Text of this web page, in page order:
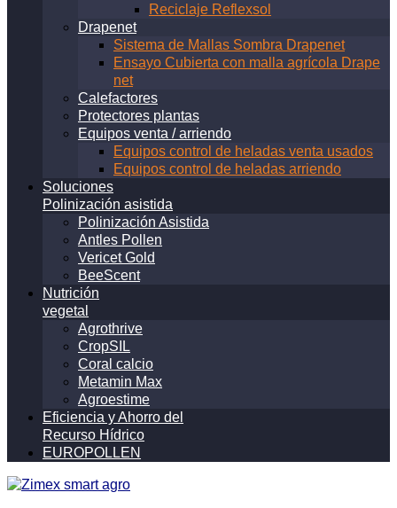
Reciclaje Reflexsol
Drapenet
Sistema de Mallas Sombra Drapenet
Ensayo Cubierta con malla agrícola Drape
net
Calefactores
Protectores plantas
Equipos venta / arriendo
Equipos control de heladas venta usados
Equipos control de heladas arriendo
Soluciones
Polinización asistida
Polinización Asistida
Antles Pollen
Vericet Gold
BeeScent
Nutrición
vegetal
Agrothrive
CropSIL
Coral calcio
Metamin Max
Agroestime
Eficiencia y Ahorro del
Recurso Hídrico
EUROPOLLEN